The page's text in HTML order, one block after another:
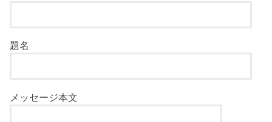
題名
メッセージ本文